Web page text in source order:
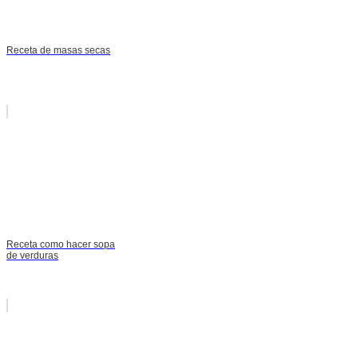
Receta de masas secas
Receta como hacer sopa
de verduras